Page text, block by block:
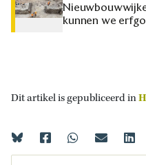
kunnen we
Dit artikel is gepubliceerd in